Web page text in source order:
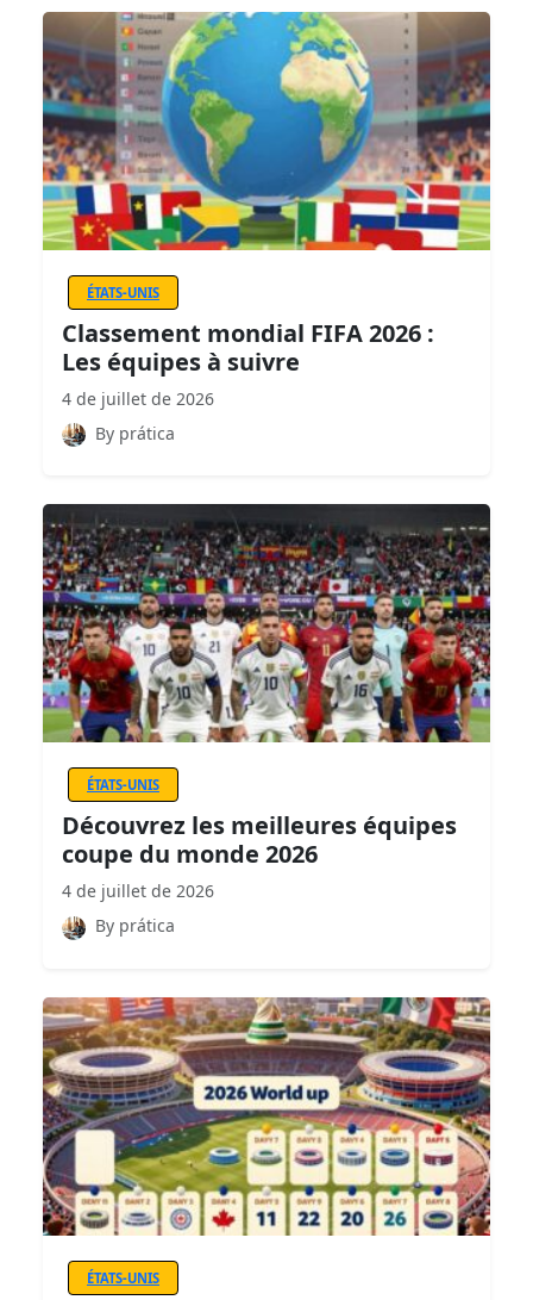
ÉTATS-UNIS
Classement mondial FIFA 2026 :
Les équipes à suivre
4 de juillet de 2026
By prática
ÉTATS-UNIS
Découvrez les meilleures équipes
coupe du monde 2026
4 de juillet de 2026
By prática
ÉTATS-UNIS